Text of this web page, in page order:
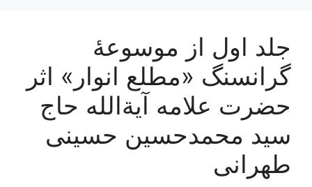
جلد اول از موسوعۀ
گرانسنگ «مطلع انوار» اثر
حضرت علامه آیة‌الله حاج
سید محمدحسین حسینی
طهرانی